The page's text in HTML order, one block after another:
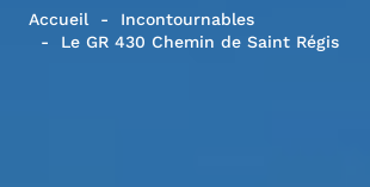
Accueil
Incontournables
Le GR 430 Chemin de Saint Régis